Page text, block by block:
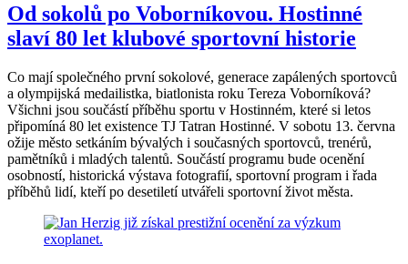
Od sokolů po Voborníkovou. Hostinné
slaví 80 let klubové sportovní historie
Co mají společného první sokolové, generace zapálených sportovců
a olympijská medailistka, biatlonista roku Tereza Voborníková?
Všichni jsou součástí příběhu sportu v Hostinném, které si letos
připomíná 80 let existence TJ Tatran Hostinné. V sobotu 13. června
ožije město setkáním bývalých i současných sportovců, trenérů,
pamětníků i mladých talentů. Součástí programu bude ocenění
osobností, historická výstava fotografií, sportovní program i řada
příběhů lidí, kteří po desetiletí utvářeli sportovní život města.